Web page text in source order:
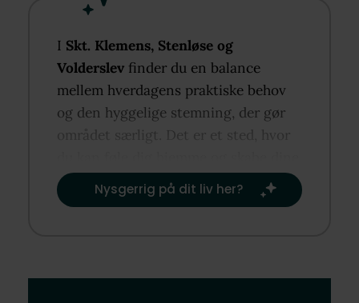
I Skt. Klemens, Stenløse og
Volderslev finder du en balance
mellem hverdagens praktiske behov
og den hyggelige stemning, der gør
området særligt. Det er et sted, hvor
egne rutiner og traditioner.​
Nysgerrig på dit liv her?​